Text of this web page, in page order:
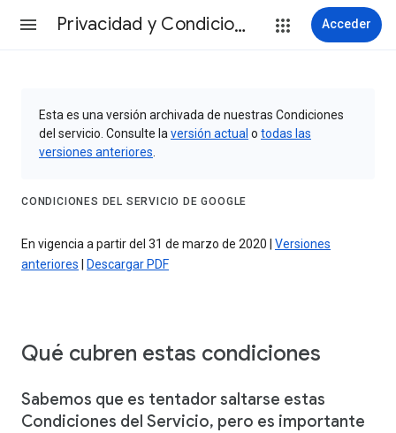
Privacidad y Condiciones Acceder
Esta es una versión archivada de nuestras Condiciones
del servicio. Consulte la versión actual o todas las
versiones anteriores
CONDICIONES DEL SERVICIO DE GOOGLE
En vigencia a partir del 31 de marzo de 2020 | Versiones
anteriores
Descargar PDF
Qué cubren estas condiciones
Sabemos que es tentador saltarse estas
Condiciones del Servicio, pero es importante